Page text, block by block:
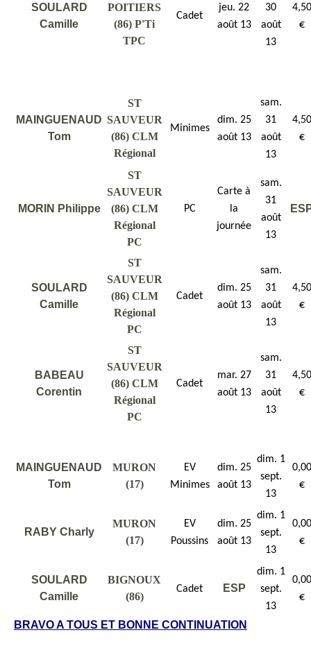
SOULARD
Camille
POITIERS
(86) P'Ti
TPC
Cadet
jeu. 22
août 13
30
août
13
4,50
€
MAINGUENAUD
Tom
ST
SAUVEUR
(86) CLM
Régional
Minimes
dim. 25
août 13
sam.
31
août
13
4,50
€
MORIN Philippe
ST
SAUVEUR
(86) CLM
Régional
PC
PC
Carte à
la
journée
sam.
31
août
13
SOULARD
Camille
ST
SAUVEUR
(86) CLM
Régional
PC
Cadet
dim. 25
août 13
sam.
31
août
13
4,50
€
BABEAU
Corentin
ST
SAUVEUR
(86) CLM
Régional
PC
Cadet
mar. 27
août 13
sam.
31
août
13
4,50
€
MAINGUENAUD
Tom
MURON
(17)
EV
Minimes
dim. 25
août 13
dim. 1
sept.
13
0,00
€
RABY Charly
MURON
(17)
EV
Poussins
dim. 25
août 13
dim. 1
sept.
13
0,00
€
SOULARD
Camille
BIGNOUX
(86)
Cadet ESP
dim. 1
sept.
13
0,00
€
BRAVO A TOUS ET BONNE CONTINUATION